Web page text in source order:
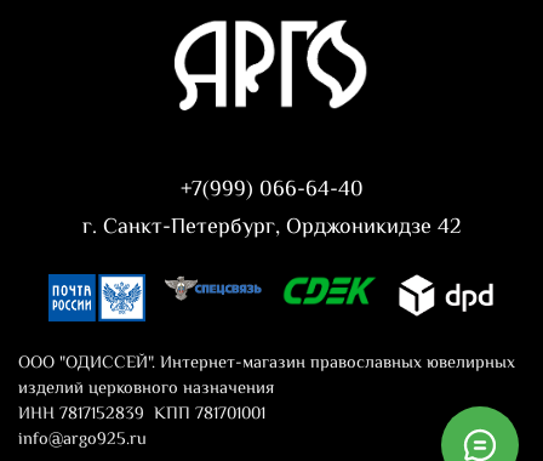
+7(999) 066-64-40
г. Санкт-Петербург, Орджоникидзе 42
ООО "ОДИССЕЙ". Интернет-магазин православных ювелирных
изделий церковного назначения
ИНН 7817152839 КПП 781701001
info@argo925.ru